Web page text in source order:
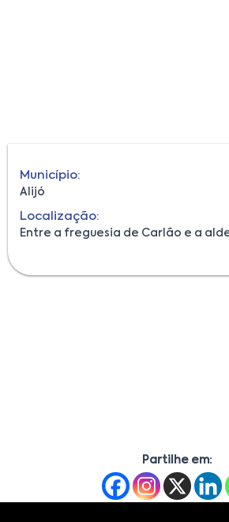
Município:
Alijó
Localização:
Entre a freguesia de Carlão e a
Partilhe em: